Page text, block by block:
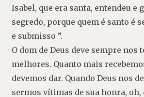
Isabel, que era santa, entendeu e
segredo, porque quem é santo é
e submisso ”.
O dom de Deus deve sempre nos
melhores. Quanto mais
devemos dar. Quando Deus nos
sermos vítimas de sua honra, oh,